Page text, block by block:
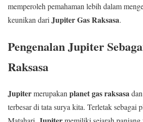
memperoleh pemahaman lebih dalam
keunikan dari Jupiter Gas Raksasa.
Pengenalan Jupiter
Raksasa
Jupitermerupakan planet gas raksasa
terbesar di tata surya kita. Terletak sebagai